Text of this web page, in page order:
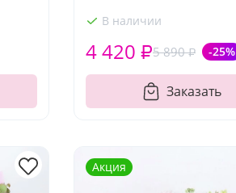
В наличии
5 890 ₽ -25%
4 420 ₽
Заказать
Акция